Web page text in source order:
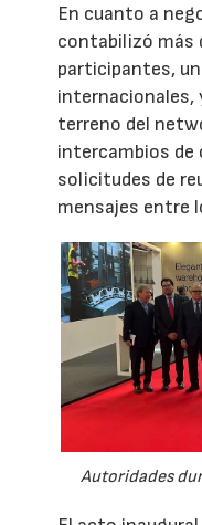
En cuanto a
contabilizó más
participantes,
internacionales,
terreno del
intercambios
solicitudes de
mensajes entre
Autoridades